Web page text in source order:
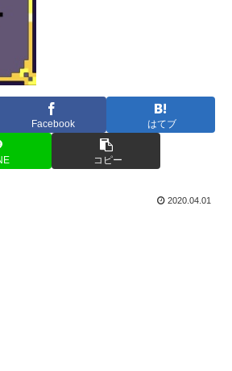
Facebook はてブ
コピー
2020.04.01